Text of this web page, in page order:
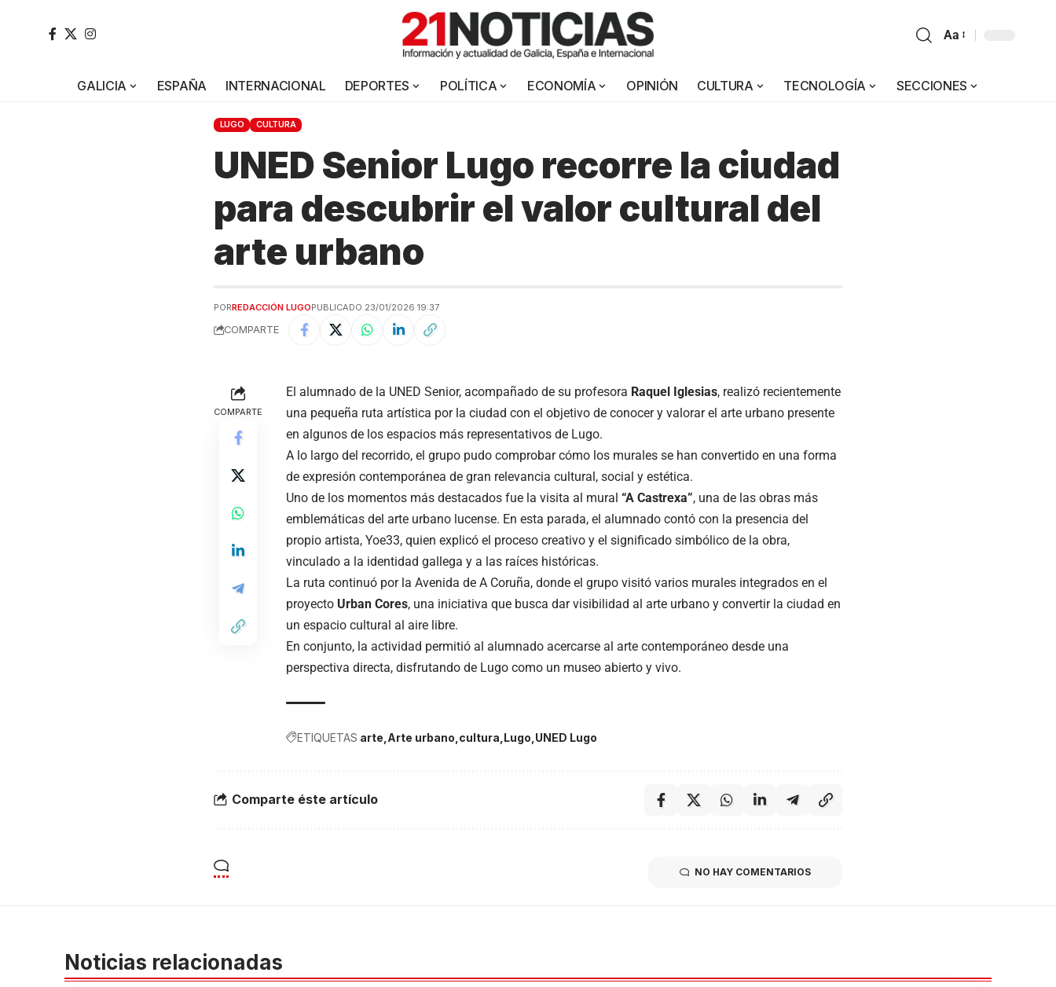
Aa
GALICIA ESPAÑA INTERNACIONAL DEPORTES POLÍTICA ECONOMÍA OPINIÓN CULTURA TECNOLOGÍA SECCIONES
LUGO CULTURA
UNED Senior Lugo recorre la ciudad
para descubrir el valor cultural del
arte urbano
PORREDACCIÓN LUGOPUBLICADO 23/01/2026 19:37
COMPARTE
COMPARTE
El alumnado de la UNED Senior, acompañado de su profesora Raquel Iglesias, realizó recientemente
una pequeña ruta artística por la ciudad con el objetivo de conocer y valorar el arte urbano presente
en algunos de los espacios más representativos de Lugo.
A lo largo del recorrido, el grupo pudo comprobar cómo los murales se han convertido en una forma
de expresión contemporánea de gran relevancia cultural, social y estética.
Uno de los momentos más destacados fue la visita al mural “A Castrexa”, una de las obras más
emblemáticas del arte urbano lucense. En esta parada, el alumnado contó con la presencia del
propio artista, Yoe33, quien explicó el proceso creativo y el significado simbólico de la obra,
vinculado a la identidad gallega y a las raíces históricas.
La ruta continuó por la Avenida de A Coruña, donde el grupo visitó varios murales integrados en el
proyecto Urban Cores, una iniciativa que busca dar visibilidad al arte urbano y convertir la ciudad en
un espacio cultural al aire libre.
En conjunto, la actividad permitió al alumnado acercarse al arte contemporáneo desde una
perspectiva directa, disfrutando de Lugo como un museo abierto y vivo.
ETIQUETAS arte Arte urbano cultura Lugo UNED Lugo
Comparte éste artículo
NO HAY COMENTARIOS
Noticias relacionadas